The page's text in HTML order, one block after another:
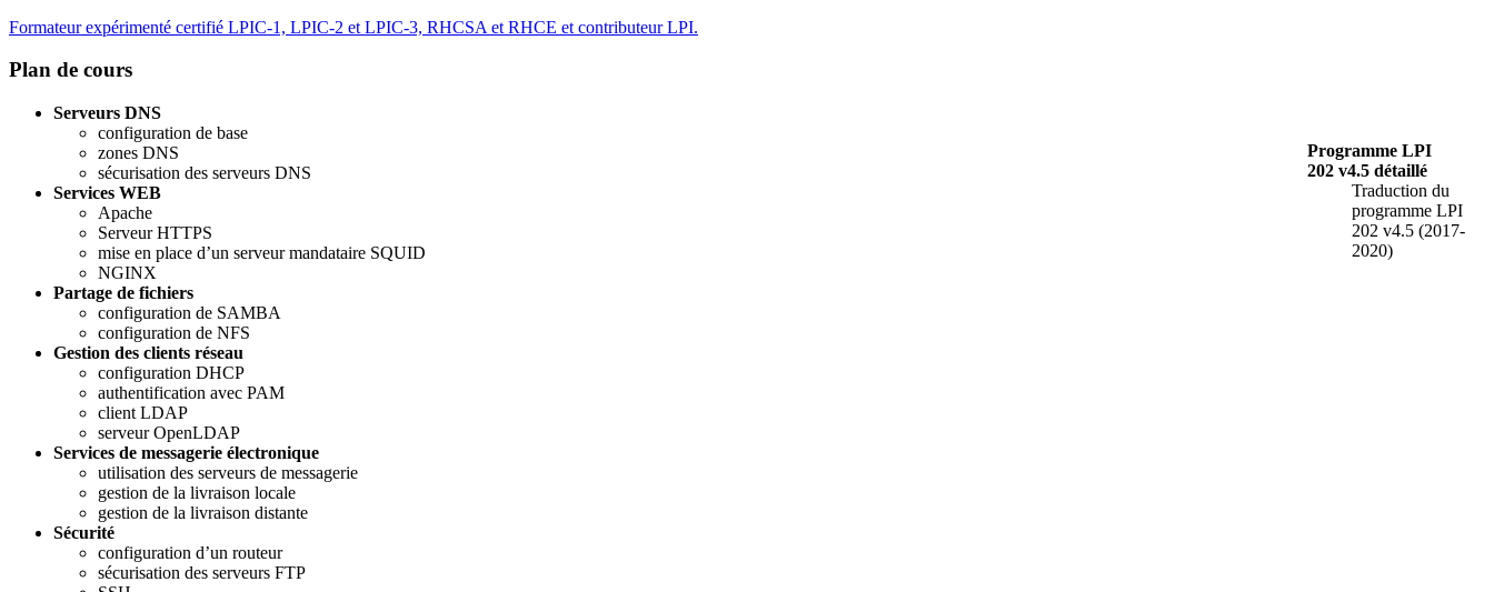
Formateur expérimenté certifié LPIC-1, LPIC-2 et LPIC-3, RHCSA et RHCE et contributeur LPI.
Plan de cours
Programme LPI
202 v4.5 détaillé
Traduction du
programme LPI
202 v4.5 (2017-
2020)
Serveurs DNS
configuration de base
zones DNS
sécurisation des serveurs DNS
Services WEB
Apache
Serveur HTTPS
mise en place d’un serveur mandataire SQUID
NGINX
Partage de fichiers
configuration de SAMBA
configuration de NFS
Gestion des clients réseau
configuration DHCP
authentification avec PAM
client LDAP
serveur OpenLDAP
Services de messagerie électronique
utilisation des serveurs de messagerie
gestion de la livraison locale
gestion de la livraison distante
Sécurité
configuration d’un routeur
sécurisation des serveurs FTP